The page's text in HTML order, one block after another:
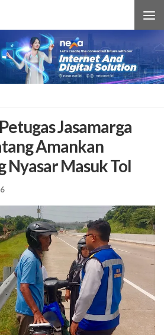
Jasamarga
Amankan
Nyasar Masuk Tol